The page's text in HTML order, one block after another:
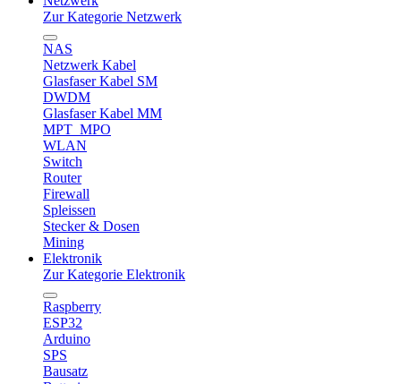
Zur Kategorie Netzwerk
NAS
Netzwerk Kabel
Glasfaser Kabel SM
DWDM
Glasfaser Kabel MM
MPT_MPO
WLAN
Switch
Router
Firewall
Spleissen
Stecker & Dosen
Mining
Elektronik
Zur Kategorie Elektronik
Raspberry
ESP32
Arduino
SPS
Bausatz